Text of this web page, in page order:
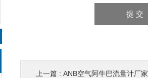
上一篇 : ANB空气阿牛巴流量计厂家